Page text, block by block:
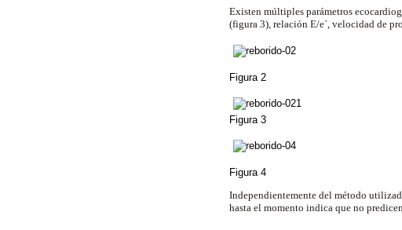
Existen múltiples parámetros
(figura 3), relación E/e´, velocidad de
Figura 2
Figura 3
Figura 4
Independientemente del método
hasta el momento indica que no